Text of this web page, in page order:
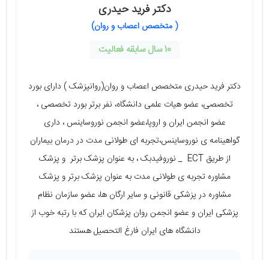
دکتر فرید حیدری
( متخصص اعصاب و روان)
10 سال سابقه فعالیت
دکتر فرید حیدری متخصص اعصاب و روان(روانپزشک ) دارای بورد
تخصصی، عضو هیات علمی دانشگاه، نفر برتر بورد تخصصی ،
عضو انجمن ایران و اروپا،عضو انجمن نوروساینس ، داری
گواهینامه ی نوروساینس،تجربه ای طولانی مدت در درمان بیماران
از طریق ECT _ نوروفیدبک ، به عنوان پزشک برتر و پزشک
مشاوره تجربه ی طولانی مدت به عنوان پزشک برتر و پزشک
مشاوره در پزشکی قانونی و سایر ارگان ها، عضو سازمان نظام
پزشکی ایران و عضو انجمن روان پزشکان ایران که با رتبه خوب از
دانشگاه های ایران فارغ التحصیل هستند